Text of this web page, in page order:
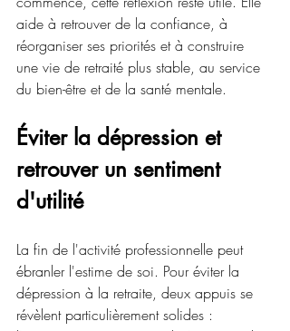
aide à retrouver de la confiance, à
réorganiser ses priorités et à construire
une vie de retraité plus stable, au service
du bien-être et de la santé mentale.
Éviter la dépression et
retrouver un sentiment
d'utilité
La fin de l'activité professionnelle peut
ébranler l'estime de soi. Pour éviter la
dépression à la retraite, deux appuis se
révèlent particulièrement solides :